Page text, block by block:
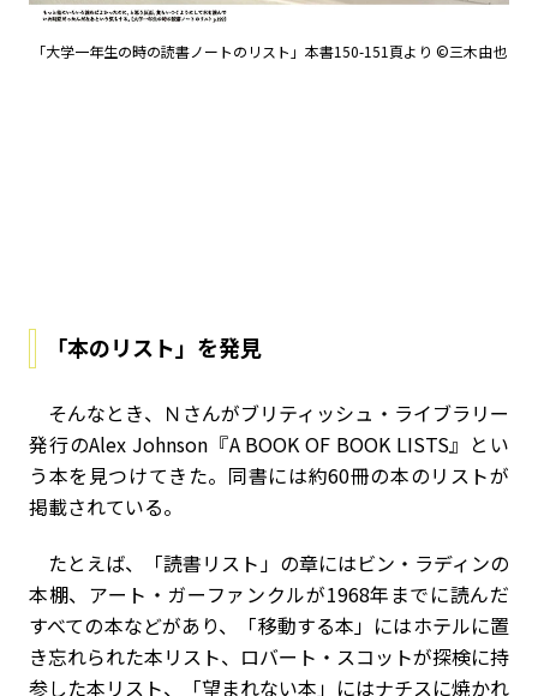
「大学一年生の時の読書ノートのリスト」本書150-151頁より ©三木由也
「本のリスト」を発見
そんなとき、Ｎさんがブリティッシュ・ライブラリー
発行のAlex Johnson『A BOOK OF BOOK LISTS』とい
う本を見つけてきた。同書には約60冊の本のリストが
掲載されている。
たとえば、「読書リスト」の章にはビン・ラディンの
本棚、アート・ガーファンクルが1968年までに読んだ
すべての本などがあり、「移動する本」にはホテルに置
き忘れられた本リスト、ロバート・スコットが探検に持
参した本リスト、「望まれない本」にはナチスに焼かれ